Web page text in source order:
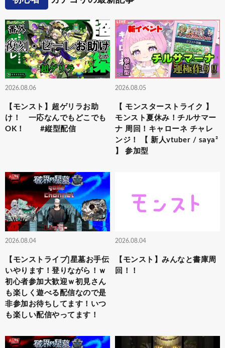
2026.08.06
【モンスト】超ゲリラお助
け！ 一応なんでもどこでも
OK！ #縦型配信
2026.08.05
【 モンスターストライク 】
モンスト夏休み！チルサマー
ナ 周回！キャローネ チャレ
ンジ！ 【 新人vtuber / saya²
】 参加型
2026.08.04
【モンストライブ]星墓お手伝
いやります！登りながら！ｗ
初心者参加大歓迎ｗ初見さん
も楽しく遊べる配信なので是
非参加お待ちしてます！いつ
も楽しい配信やってます！
2026.08.04
【モンスト】みんなと書庫周
回！！